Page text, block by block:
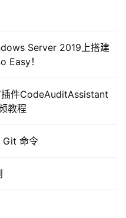
Server 2019上搭建
Easy！
件CodeAuditAssistant
教程
Git 命令